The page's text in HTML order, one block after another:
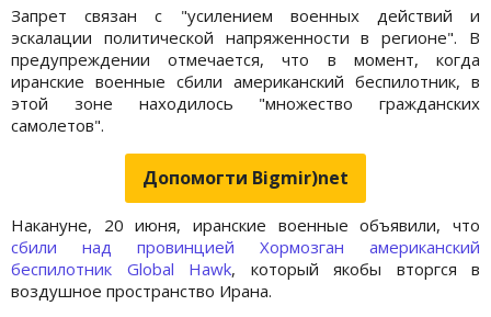
Запрет связан с "усилением военных действий и
эскалации политической напряженности в регионе". В
предупреждении отмечается, что в момент, когда
иранские военные сбили американский беспилотник, в
этой зоне находилось "множество гражданских
самолетов".
Допомогти Bigmir)net
Накануне, 20 июня, иранские военные объявили, что
сбили над провинцией Хормозган американский
беспилотник Global Hawk, который якобы вторгся в
воздушное пространство Ирана.